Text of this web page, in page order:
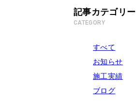
記事カテゴリー
CATEGORY
すべて
お知らせ
施工実績
ブログ